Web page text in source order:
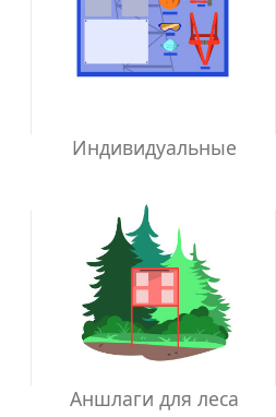
Индивидуальные
Аншлаги для леса